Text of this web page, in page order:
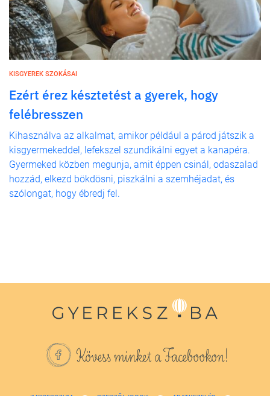
KISGYEREK SZOKÁSAI
Ezért érez késztetést a gyerek, hogy
felébresszen
Kihasználva az alkalmat, amikor például a párod játszik a
kisgyermekeddel, lefekszel szundikálni egyet a kanapéra.
Gyermeked közben megunja, amit éppen csinál, odaszalad
hozzád, elkezd bökdösni, piszkálni a szemhéjadat, és
szólongat, hogy ébredj fel.
Kövess minket a Facebookon!